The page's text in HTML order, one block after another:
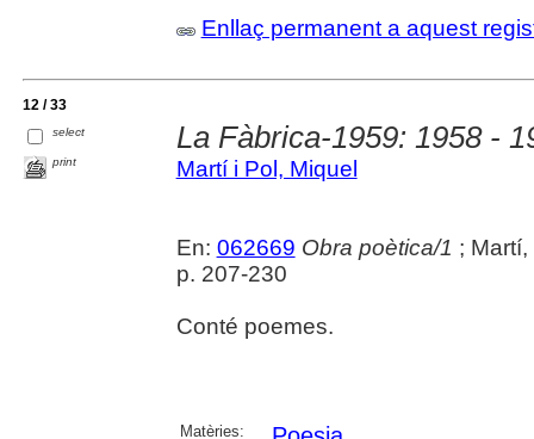
Enllaç permanent a aquest
12 / 33
select
print
La Fàbrica-1959: 1958 -
Martí i Pol, Miquel
En: 062669 Obra poètica/1 ;
p. 207-230
Conté poemes.
Matèries: